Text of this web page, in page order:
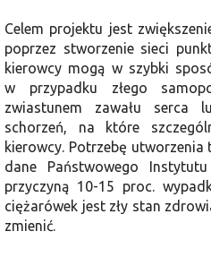
Celem projektu jest
poprzez stworzenie sieci
kierowcy mogą w szybki
w przypadku złego
zwiastunem zawału
schorzeń, na które
kierowcy. Potrzebę
dane Państwowego
przyczyną 10-15 proc.
ciężarówek jest zły stan
zmienić.